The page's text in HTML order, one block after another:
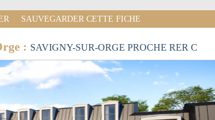
SAUVEGARDER CETTE FICHE
: SAVIGNY-SUR-ORGE PROCHE RER C